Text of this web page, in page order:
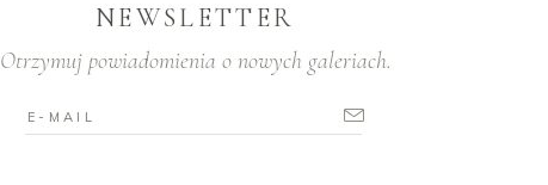
NEWSLETTER
Otrzymuj powiadomienia o nowych galeriach.